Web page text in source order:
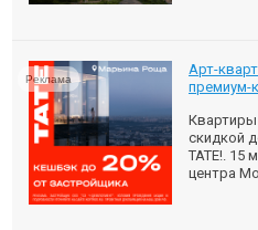
Арт-
премиум-
Квартиры
скидкой
ТАТЕ!. 15
центра
Реклама